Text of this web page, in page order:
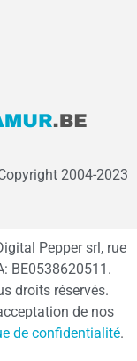
2004-2023
Pepper srl, rue
BE0538620511.
droits réservés.
de nos
de confidentialité.